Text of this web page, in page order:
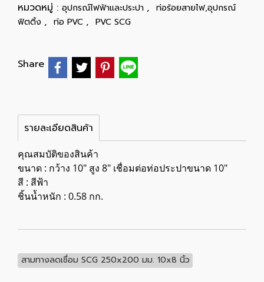
หมวดหมู่ : อุปกรณ์ไฟฟ้าและประปา , ท่อร้อยสายไฟ,อุปกรณ์
ฟิตติ้ง , ท่อ PVC , PVC SCG
Share
รายละเอียดสินค้า
คุณสมบัติของสินค้า
ขนาด : กว้าง 10" สูง 8" เชื่อมต่อท่อประปาขนาด 10"
สี : สีฟ้า
ชิ้นน้ำหนัก : 0.58 กก.
สามทางลดเชื่อม SCG 250x200 มม. 10x8 นิ้ว